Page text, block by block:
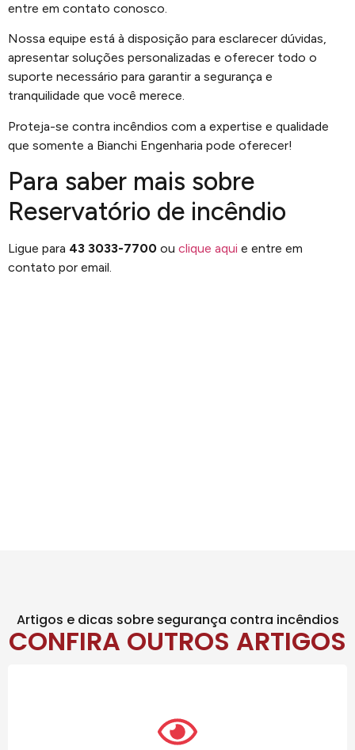
entre em contato conosco.
Nossa equipe está à disposição para esclarecer dúvidas,
apresentar soluções personalizadas e oferecer todo o
suporte necessário para garantir a segurança e
tranquilidade que você merece.
Proteja-se contra incêndios com a expertise e qualidade
que somente a Bianchi Engenharia pode oferecer!
Para saber mais sobre
Reservatório de incêndio
Ligue para 43 3033-7700 ou clique aqui e entre em
contato por email.
Artigos e dicas sobre segurança contra incêndios
CONFIRA OUTROS ARTIGOS